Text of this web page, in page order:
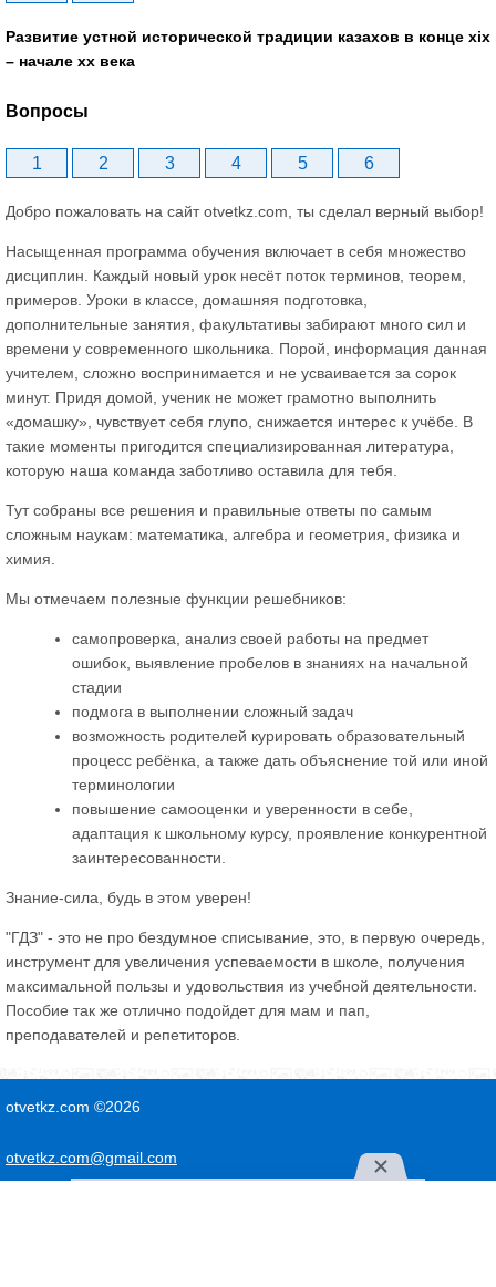
Развитие устной исторической традиции казахов в конце xіх
– начале хх века
Вопросы
1 2 3 4 5 6
Добро пожаловать на сайт otvetkz.com, ты сделал верный выбор!
Насыщенная программа обучения включает в себя множество
дисциплин. Каждый новый урок несёт поток терминов, теорем,
примеров. Уроки в классе, домашняя подготовка,
дополнительные занятия, факультативы забирают много сил и
времени у современного школьника. Порой, информация данная
учителем, сложно воспринимается и не усваивается за сорок
минут. Придя домой, ученик не может грамотно выполнить
«домашку», чувствует себя глупо, снижается интерес к учёбе. В
такие моменты пригодится специализированная литература,
которую наша команда заботливо оставила для тебя.
Тут собраны все решения и правильные ответы по самым
сложным наукам: математика, алгебра и геометрия, физика и
химия.
Мы отмечаем полезные функции решебников:
самопроверка, анализ своей работы на предмет
ошибок, выявление пробелов в знаниях на начальной
стадии
подмога в выполнении сложный задач
возможность родителей курировать образовательный
процесс ребёнка, а также дать объяснение той или иной
терминологии
повышение самооценки и уверенности в себе,
адаптация к школьному курсу, проявление конкурентной
заинтересованности.
Знание-сила, будь в этом уверен!
"ГДЗ" - это не про бездумное списывание, это, в первую очередь,
инструмент для увеличения успеваемости в школе, получения
максимальной пользы и удовольствия из учебной деятельности.
Пособие так же отлично подойдет для мам и пап,
преподавателей и репетиторов.
otvetkz.com ©2026
otvetkz.com@gmail.com